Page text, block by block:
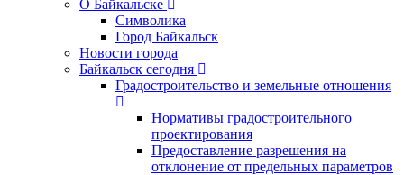
О Байкальске
Символика
Город Байкальск
Новости города
Байкальск сегодня
Градостроительство и земельные отношения
Нормативы градостроительного
проектирования
Предоставление разрешения на
отклонение от предельных параметров